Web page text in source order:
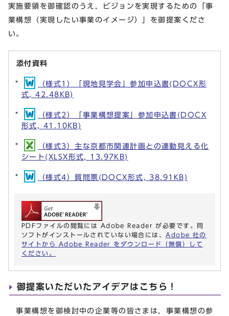
実施要領を御確認のうえ，ビジョンを実現するための「事
業構想（実現したい事業のイメージ）」を御提案くださ
い。
添付資料
（様式1）「現地見学会」参加申込書(DOCX形
式, 42.48KB)
（様式2）「事業構想提案」参加申込書(DOCX
形式, 41.10KB)
（様式3）主な京都市関連計画との連動見える化
シート(XLSX形式, 13.97KB)
（様式4）質問票(DOCX形式, 38.91KB)
PDFファイルの閲覧には Adobe Reader が必要です。同
ソフトがインストールされていない場合には、 Adobe 社の
サイトから Adobe Reader をダウンロード（無償）して
ください。
御提案いただいたアイデアはこちら！
事業構想を御検討中の企業等の皆さまは，事業構想の参